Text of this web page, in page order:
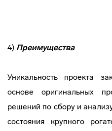
4) Преимущества
Уникальность проекта
основе оригинальных
решений по сбору и
состояния крупного